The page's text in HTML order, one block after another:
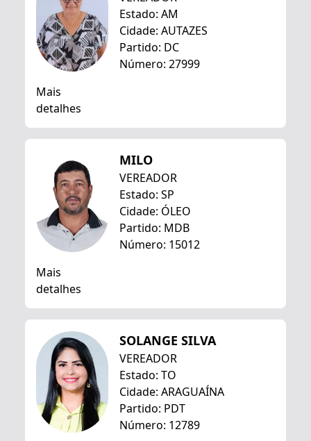
Estado: AM
Cidade: AUTAZES
Partido: DC
Número: 27999
Mais
detalhes
MILO
VEREADOR
Estado: SP
Cidade: ÓLEO
Partido: MDB
Número: 15012
Mais
detalhes
SOLANGE SILVA
VEREADOR
Estado: TO
Cidade: ARAGUAÍNA
Partido: PDT
Número: 12789